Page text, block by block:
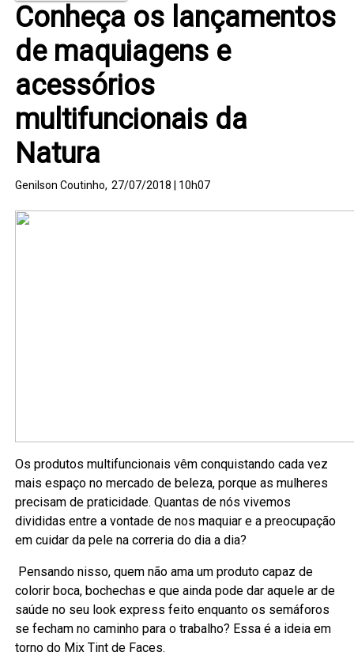
Conheça os lançamentos
de maquiagens e
acessórios
multifuncionais da
Natura
Genilson Coutinho, 27/07/2018 | 10h07
Os produtos multifuncionais vêm conquistando cada vez
mais espaço no mercado de beleza, porque as mulheres
precisam de praticidade. Quantas de nós vivemos
divididas entre a vontade de nos maquiar e a preocupação
em cuidar da pele na correria do dia a dia?
Pensando nisso, quem não ama um produto capaz de
colorir boca, bochechas e que ainda pode dar aquele ar de
saúde no seu look express feito enquanto os semáforos
se fecham no caminho para o trabalho? Essa é a ideia em
torno do Mix Tint de Faces.